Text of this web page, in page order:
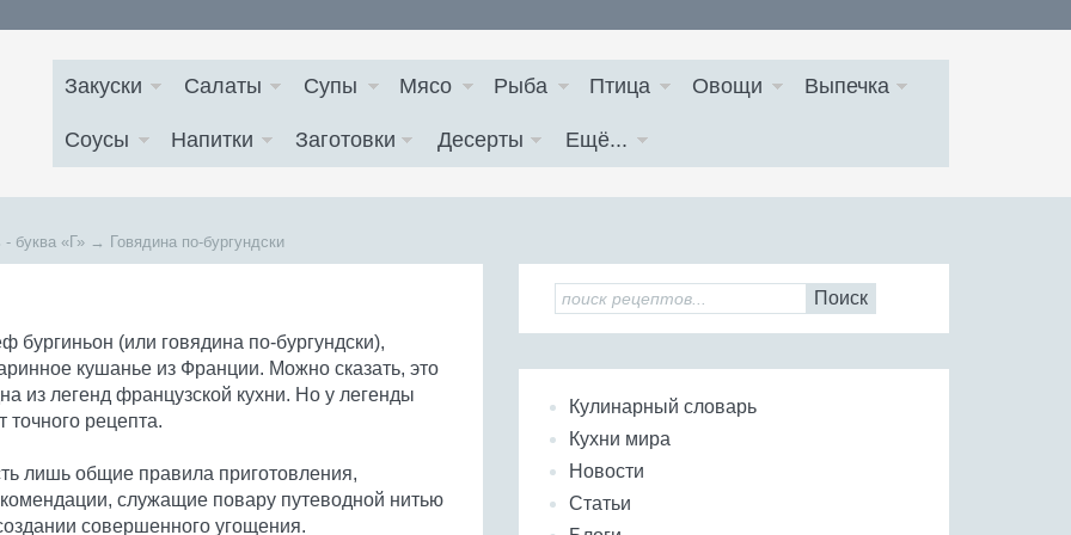
Закуски Салаты Супы Мясо Рыба Птица Овощи Выпечка
Соусы Напитки Заготовки Десерты Ещё...
буква «Г» → Говядина по-бургундски
бургиньон (или говядина по-бургундски),
кушанье из Франции. Можно сказать, это
из легенд французской кухни. Но у легенды
точного рецепта.
лишь общие правила приготовления,
служащие повару путеводной нитью
совершенного угощения.
Поиск
Кулинарный словарь
Кухни мира
Новости
Статьи